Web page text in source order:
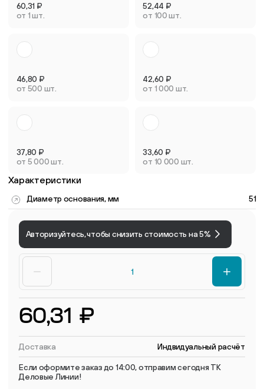
60,31 ₽
от 1 шт.
52,44 ₽
от 100 шт.
46,80 ₽
от 500 шт.
42,60 ₽
от 1 000 шт.
37,80 ₽
от 5 000 шт.
33,60 ₽
от 10 000 шт.
Характеристики
Диаметр основания, мм 51
Авторизуйтесь, чтобы снизить стоимость на 5%
60,31 ₽
Доставка Индвидуальный расчёт
Если оформите заказ до 14:00, отправим сегодня ТК
Деловые Линии!